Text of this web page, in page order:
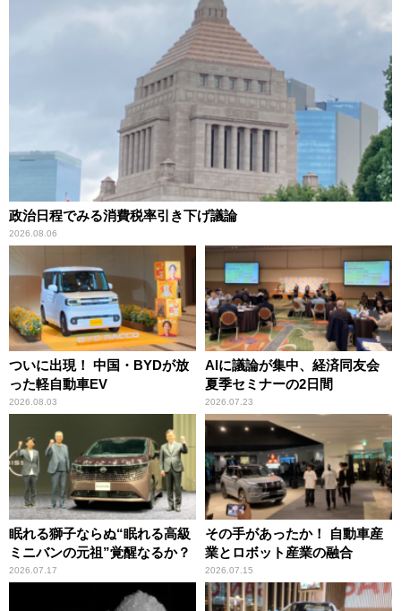
政治日程でみる消費税率引き下げ議論
2026.08.06
ついに出現！ 中国・BYDが放
った軽自動車EV
2026.08.03
AIに議論が集中、経済同友会
夏季セミナーの2日間
2026.07.23
眠れる獅子ならぬ“眠れる高級
ミニバンの元祖”覚醒なるか？
2026.07.17
その手があったか！ 自動車産
業とロボット産業の融合
2026.07.15